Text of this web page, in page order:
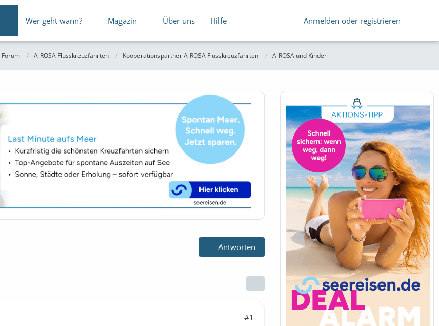
Wer geht wann? Magazin Über uns Hilfe Anmelden oder registrieren
Forum A-ROSA Flusskreuzfahrten Kooperationspartner A-ROSA Flusskreuzfahrten A-ROSA und Kinder
Antworten
#1